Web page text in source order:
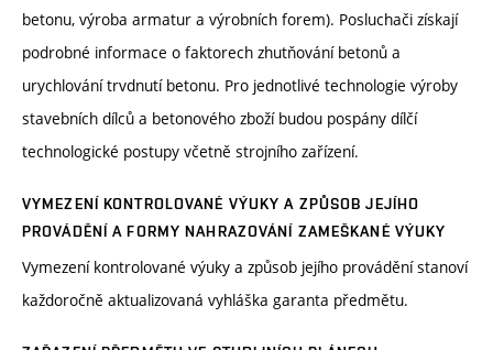
betonu, výroba armatur a výrobních forem). Posluchači získají
podrobné informace o faktorech zhutňování betonů a
urychlování trvdnutí betonu. Pro jednotlivé technologie výroby
stavebních dílců a betonového zboží budou pospány dílčí
technologické postupy včetně strojního zařízení.
VYMEZENÍ KONTROLOVANÉ VÝUKY A ZPŮSOB JEJÍHO
PROVÁDĚNÍ A FORMY NAHRAZOVÁNÍ ZAMEŠKANÉ VÝUKY
Vymezení kontrolované výuky a způsob jejího provádění stanoví
každoročně aktualizovaná vyhláška garanta předmětu.